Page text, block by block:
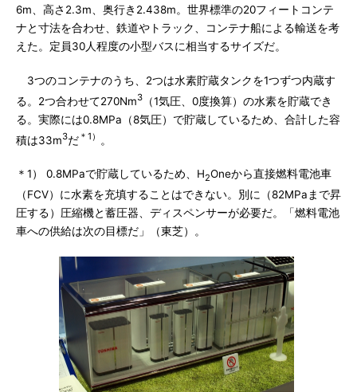
6m、高さ2.3m、奥行き2.438m。世界標準の20フィートコンテ
ナと寸法を合わせ、鉄道やトラック、コンテナ船による輸送を考
えた。定員30人程度の小型バスに相当するサイズだ。
3つのコンテナのうち、2つは水素貯蔵タンクを1つずつ内蔵す
る。2つ合わせて270Nm3 （1気圧、0度換算）の水素を貯蔵でき
る。実際には0.8MPa（8気圧）で貯蔵しているため、合計した容
積は33m3だ ＊1） 。
＊1） 0.8MPaで貯蔵しているため、H2Oneから直接燃料電池車
（FCV）に水素を充填することはできない。別に（82MPaまで昇
圧する）圧縮機と蓄圧器、ディスペンサーが必要だ。「燃料電池
車への供給は次の目標だ」（東芝）。